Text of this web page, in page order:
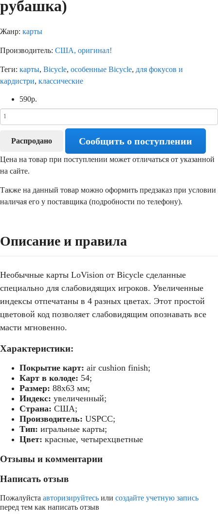
рубашка)
Жанр: карты
Производитель: США, оригинал!
Теги: карты, Bicycle, особенные Bicycle, для фокусов и
кардистри, классические
590р.
Распродано Сообщить о поступлении
Цена на товар при поступлении может отличаться от указанной
на сайте.
Также на данный товар можно оформить предзаказ при условии
наличая его у поставщика (подробности по телефону).
Описание и правила
Необычные карты LoVision от Bicycle сделанные
специально для слабовидящих игроков. Увеличенные
индексы отпечатаны в 4 разных цветах. Этот простой
цветовой код позволяет слабовидящим опознавать все
масти мгновенно.
Характеристики:
Покрытие карт: air cushion finish;
Карт в колоде: 54;
Размер: 88х63 мм;
Индекс: увеличенный;
Страна: США;
Производитель: USPCC;
Тип: игральные карты;
Цвет: красные, четырехцветные
Отзывы и комментарии
Написать отзыв
Пожалуйста авторизируйтесь или создайте учетную запись
перед тем как написать отзыв